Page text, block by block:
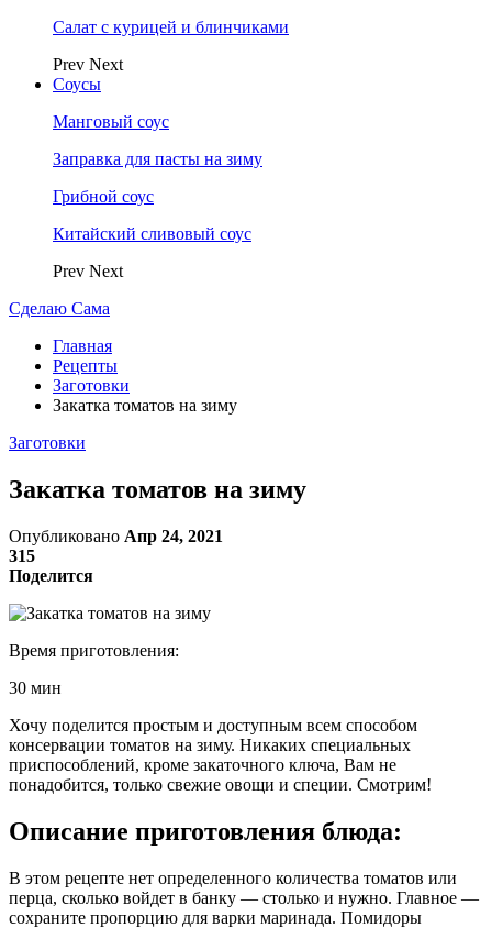
Салат с курицей и блинчиками
Prev Next
Соусы
Манговый соус
Заправка для пасты на зиму
Грибной соус
Китайский сливовый соус
Prev Next
Сделаю Сама
Главная
Рецепты
Заготовки
Закатка томатов на зиму
Заготовки
Закатка томатов на зиму
Опубликовано Апр 24, 2021
315
Поделится
Время приготовления:
30 мин
Хочу поделится простым и доступным всем способом
консервации томатов на зиму. Никаких специальных
приспособлений, кроме закаточного ключа, Вам не
понадобится, только свежие овощи и специи. Смотрим!
Описание приготовления блюда:
В этом рецепте нет определенного количества томатов или
перца, сколько войдет в банку — столько и нужно. Главное —
сохраните пропорцию для варки маринада. Помидоры